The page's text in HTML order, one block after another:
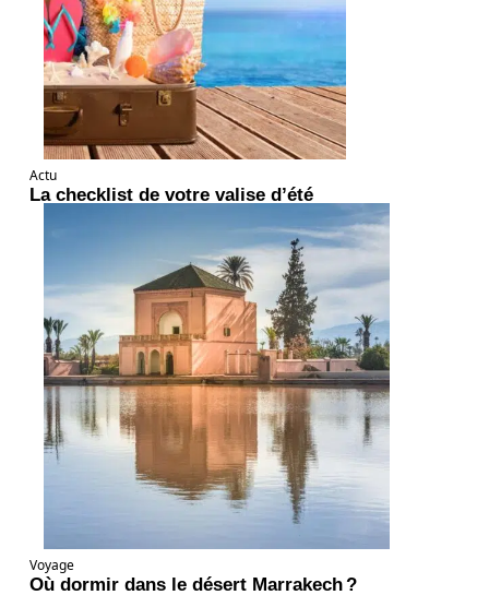
Actu
La checklist de votre valise d’été
Voyage
Où dormir dans le désert Marrakech ?